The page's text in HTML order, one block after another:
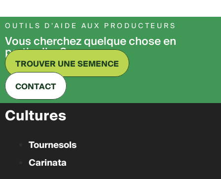
OUTILS D’AIDE AUX PRODUCTEURS
Vous cherchez quelque chose en
particulier ?
TROUVER UNE SEMENCE
CONTACT
Cultures
Tournesols
Carinata